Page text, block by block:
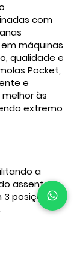
com
máquinas
qualidade e
Pocket,
e
às
extremo
a
assento.
3 posições